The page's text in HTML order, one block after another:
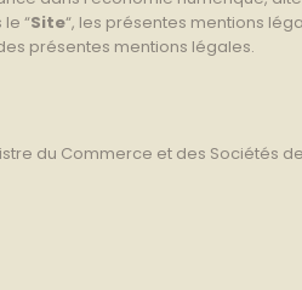
“Site“, les présentes mentions
présentes mentions légales.
du Commerce et des Sociétés